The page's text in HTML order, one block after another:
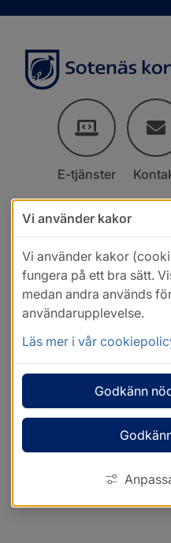
E-tjänster
Vi använder kakor
Vi använder kakor
fungera på ett bra sätt.
medan andra används
användarupplevelse.
Läs mer i vår
Godkänn